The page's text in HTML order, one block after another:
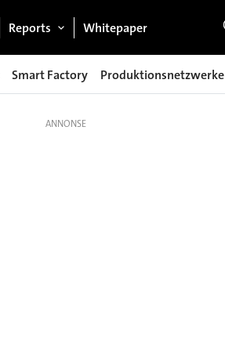
Reports Whitepaper
Smart Factory Produktionsnetzwerke